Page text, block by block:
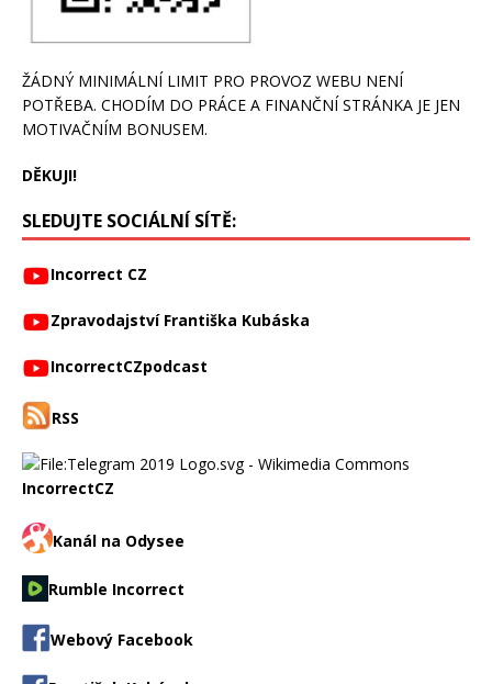
ŽÁDNÝ MINIMÁLNÍ LIMIT PRO PROVOZ WEBU NENÍ
POTŘEBA. CHODÍM DO PRÁCE A FINANČNÍ STRÁNKA JE JEN
MOTIVAČNÍM BONUSEM.
DĚKUJI!
SLEDUJTE SOCIÁLNÍ SÍTĚ:
Incorrect CZ
Zpravodajství Františka Kubáska
IncorrectCZpodcast
RSS
IncorrectCZ
Kanál na Odysee
Rumble Incorrect
Webový Facebook